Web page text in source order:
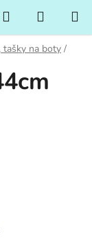
Hledat
KOŠÍK
tašky na boty /